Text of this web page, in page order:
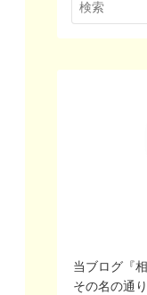
当ブログ『
その名の通